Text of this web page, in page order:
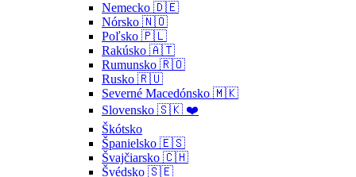
Nemecko 🇩🇪
Nórsko 🇳🇴
Poľsko 🇵🇱
Rakúsko 🇦🇹
Rumunsko 🇷🇴
Rusko 🇷🇺
Severné Macedónsko 🇲🇰
Slovensko 🇸🇰 ❤️
Škótsko
Španielsko 🇪🇸
Švajčiarsko 🇨🇭
Švédsko 🇸🇪